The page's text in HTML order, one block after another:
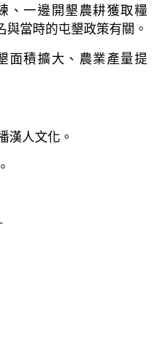
、一邊開墾農耕獲取糧
當時的屯墾政策有關。
面積擴大、農業產量提
漢人文化。